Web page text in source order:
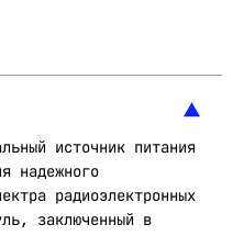
источник питания
надежного
радиоэлектронных
заключенный в